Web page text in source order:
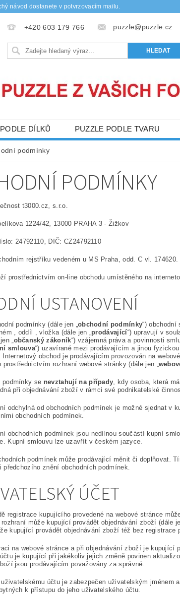
návod dostanete v potvrzovacím mailu.
+420 603 179 766 puzzle@puzzle.cz
DÍLKŮ PUZZLE PODLE TVARU
DŘEVĚNÉ PUZZLE
podmínky
PODMÍNKY
t3000.cz, s.r.o.
1224/42, 13000 PRAHA 3 - Žižkov
24792110, DIČ: CZ24792110
rejstříku vedeném u MS Praha, odd. C vl. 174620.
prostřednictvím on-line obchodu umístěného na
USTANOVENÍ
podmínky (dále jen „obchodní podmínky“)
, oddíl , vložka (dále jen „prodávající“) upravují v
„občanský zákoník“) vzájemná práva a povinnosti
smlouva“) uzavírané mezi prodávajícím a jinou fyzickou
obchod je prodávajícím provozován na
prostřednictvím rozhraní webové stránky (dále jen „
podmínky se nevztahují na případy, kdy osoba, která
při objednávání zboží v rámci své podnikatelské
odchylná od obchodních podmínek je možné sjednat v
obchodních podmínek.
obchodních podmínek jsou nedílnou součástí kupní
Kupní smlouvu lze uzavřít v českém jazyce.
podmínek může prodávající měnit či doplňovat.
předchozího znění obchodních podmínek.
ÚČET
registrace kupujícího provedené na webové stránce
může kupující provádět objednávání zboží (dále
kupující provádět objednávání zboží též bez registrace
na webové stránce a při objednávání zboží je kupující
je kupující při jakékoliv jejich změně povinen
jsou prodávajícím považovány za správné.
účtu je zabezpečen uživatelským jménem
k přístupu do jeho uživatelského účtu.